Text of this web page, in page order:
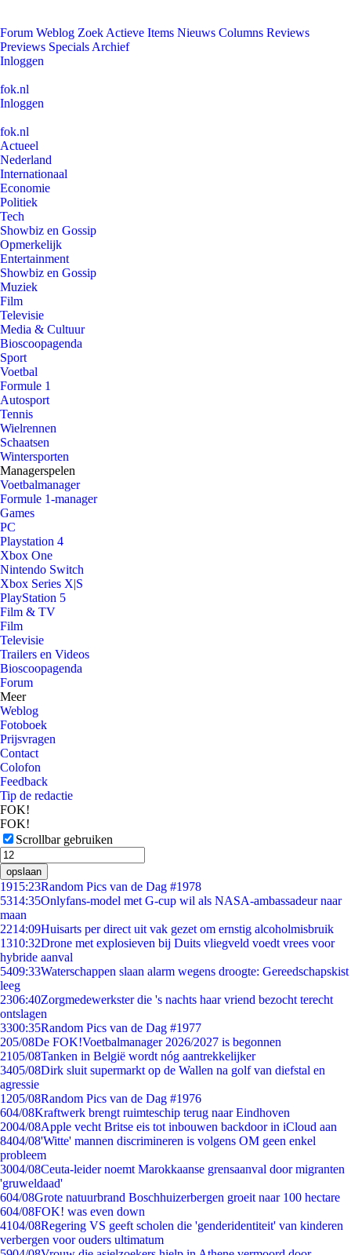
Forum Weblog Zoek Actieve Items Nieuws Columns Reviews
Previews Specials Archief
Inloggen
fok.nl
Inloggen
fok.nl
Actueel
Nederland
Internationaal
Economie
Politiek
Tech
Showbiz en Gossip
Opmerkelijk
Entertainment
Showbiz en Gossip
Muziek
Film
Televisie
Media & Cultuur
Bioscoopagenda
Sport
Voetbal
Formule 1
Autosport
Tennis
Wielrennen
Schaatsen
Wintersporten
Managerspelen
Voetbalmanager
Formule 1-manager
Games
PC
Playstation 4
Xbox One
Nintendo Switch
Xbox Series X|S
PlayStation 5
Film & TV
Film
Televisie
Trailers en Videos
Bioscoopagenda
Forum
Meer
Weblog
Fotoboek
Prijsvragen
Contact
Colofon
Feedback
Tip de redactie
FOK!
FOK!
Scrollbar gebruiken
opslaan
1915:23Random Pics van de Dag #1978
5314:35Onlyfans-model met G-cup wil als NASA-ambassadeur naar
maan
2214:09Huisarts per direct uit vak gezet om ernstig alcoholmisbruik
1310:32Drone met explosieven bij Duits vliegveld voedt vrees voor
hybride aanval
5409:33Waterschappen slaan alarm wegens droogte: Gereedschapskist
leeg
2306:40Zorgmedewerkster die 's nachts haar vriend bezocht terecht
ontslagen
3300:35Random Pics van de Dag #1977
205/08De FOK!Voetbalmanager 2026/2027 is begonnen
2105/08Tanken in België wordt nóg aantrekkelijker
3405/08Dirk sluit supermarkt op de Wallen na golf van diefstal en
agressie
1205/08Random Pics van de Dag #1976
604/08Kraftwerk brengt ruimteschip terug naar Eindhoven
2004/08Apple vecht Britse eis tot inbouwen backdoor in iCloud aan
8404/08'Witte' mannen discrimineren is volgens OM geen enkel
probleem
3004/08Ceuta-leider noemt Marokkaanse grensaanval door migranten
'gruweldaad'
604/08Grote natuurbrand Boschhuizerbergen groeit naar 100 hectare
604/08FOK! was even down
4104/08Regering VS geeft scholen die 'genderidentiteit' van kinderen
verbergen voor ouders ultimatum